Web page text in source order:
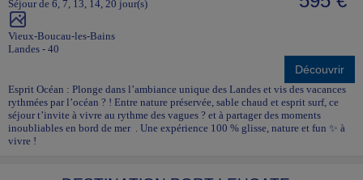
Séjour de 6, 7, 13, 14, 20 jour(s)
Vieux-Boucau-les-Bains
Landes - 40
Découvrir
Esprit Océan : Plonge dans l’ambiance unique des Landes et vis des vacances
rythmées par l’océan ? ! Entre nature préservée, sable chaud et esprit surf, ce
séjour t’invite à vivre au rythme des vagues ? et à partager des moments
inoubliables en bord de mer . Une expérience 100 % glisse, nature et fun ✨ à
vivre !